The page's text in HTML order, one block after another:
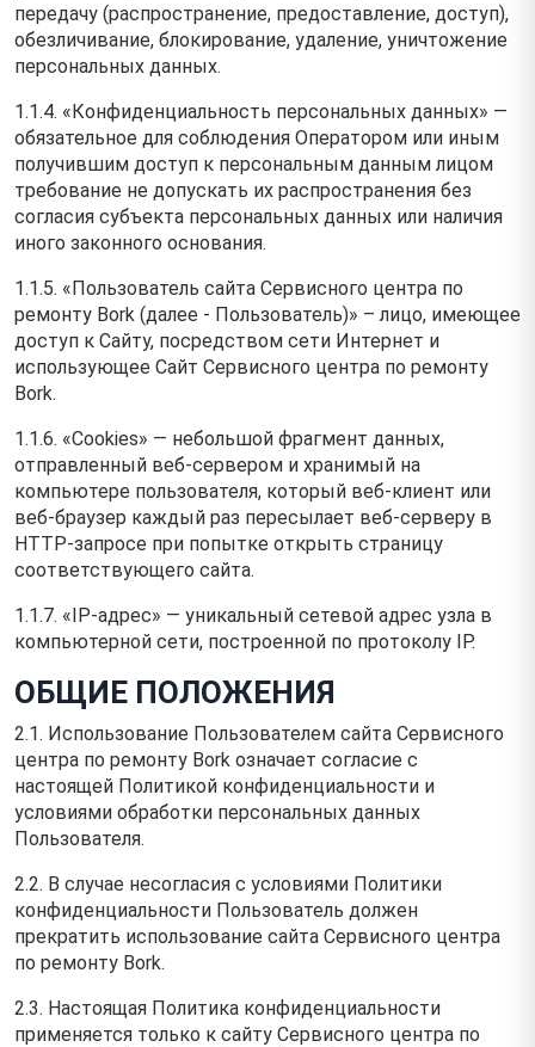
передачу (распространение, предоставление, доступ),
обезличивание, блокирование, удаление, уничтожение
персональных данных.
1.1.4. «Конфиденциальность персональных данных» —
обязательное для соблюдения Оператором или иным
получившим доступ к персональным данным лицом
требование не допускать их распространения без
согласия субъекта персональных данных или наличия
иного законного основания.
1.1.5. «Пользователь сайта Сервисного центра по
ремонту Bork (далее ‑ Пользователь)» – лицо, имеющее
доступ к Сайту, посредством сети Интернет и
использующее Сайт Сервисного центра по ремонту
Bork.
1.1.6. «Cookies» — небольшой фрагмент данных,
отправленный веб-сервером и хранимый на
компьютере пользователя, который веб-клиент или
веб-браузер каждый раз пересылает веб-серверу в
HTTP-запросе при попытке открыть страницу
соответствующего сайта.
1.1.7. «IP-адрес» — уникальный сетевой адрес узла в
компьютерной сети, построенной по протоколу IP.
ОБЩИЕ ПОЛОЖЕНИЯ
2.1. Использование Пользователем сайта Сервисного
центра по ремонту Bork означает согласие с
настоящей Политикой конфиденциальности и
условиями обработки персональных данных
Пользователя.
2.2. В случае несогласия с условиями Политики
конфиденциальности Пользователь должен
прекратить использование сайта Сервисного центра
по ремонту Bork.
2.3. Настоящая Политика конфиденциальности
применяется только к сайту Сервисного центра по